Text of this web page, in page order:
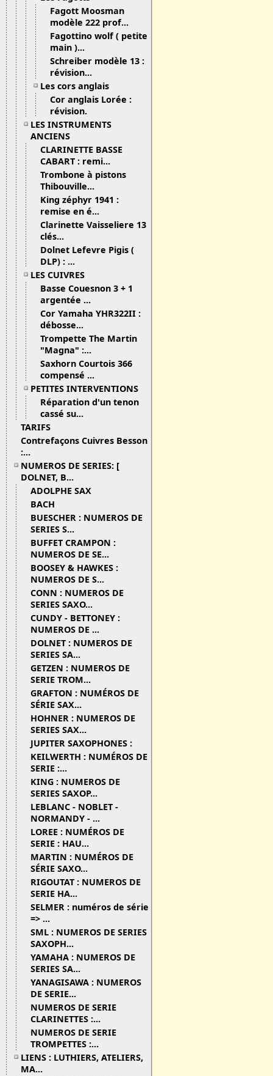
Fagott Moosman
modèle 222 prof...
Fagottino wolf ( petite
main )...
Schreiber modèle 13 :
révision...
Les cors anglais
Cor anglais Lorée :
révision.
LES INSTRUMENTS
ANCIENS
CLARINETTE BASSE
CABART : remi...
Trombone à pistons
Thibouville...
King zéphyr 1941 :
remise en é...
Clarinette Vaisseliere 13
clés...
Dolnet Lefevre Pigis (
DLP) : ...
LES CUIVRES
Basse Couesnon 3 + 1
argentée ...
Cor Yamaha YHR322II :
débosse...
Trompette The Martin
"Magna" :...
Saxhorn Courtois 366
compensé ...
PETITES INTERVENTIONS
Réparation d'un tenon
cassé su...
TARIFS
Contrefaçons Cuivres Besson
:...
NUMEROS DE SERIES: [
DOLNET, B...
ADOLPHE SAX
BACH
BUESCHER : NUMEROS DE
SERIES S...
BUFFET CRAMPON :
NUMEROS DE SE...
BOOSEY & HAWKES :
NUMEROS DE S...
CONN : NUMEROS DE
SERIES SAXO...
CUNDY - BETTONEY :
NUMEROS DE ...
DOLNET : NUMEROS DE
SERIES SA...
GETZEN : NUMEROS DE
SERIE TROM...
GRAFTON : NUMÉROS DE
SÉRIE SAX...
HOHNER : NUMEROS DE
SERIES SAX...
JUPITER SAXOPHONES :
KEILWERTH : NUMÉROS DE
SERIE :...
KING : NUMEROS DE
SERIES SAXOP...
LEBLANC - NOBLET -
NORMANDY - ...
LOREE : NUMÉROS DE
SERIE : HAU...
MARTIN : NUMÉROS DE
SÉRIE SAXO...
RIGOUTAT : NUMEROS DE
SERIE HA...
SELMER : numéros de série
=> ...
SML : NUMEROS DE SERIES
SAXOPH...
YAMAHA : NUMEROS DE
SERIES SA...
YANAGISAWA : NUMEROS
DE SERIE...
NUMEROS DE SERIE
CLARINETTES :...
NUMEROS DE SERIE
TROMPETTES :...
LIENS : LUTHIERS, ATELIERS,
MA...